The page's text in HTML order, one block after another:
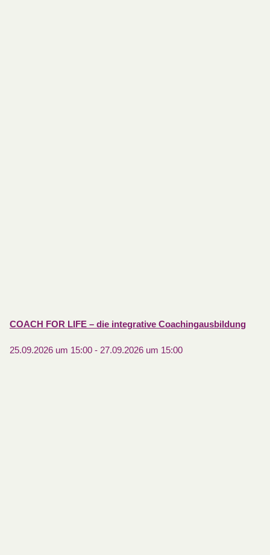
COACH FOR LIFE – die integrative Coachingausbildung
25.09.2026 um 15:00- 27.09.2026 um 15:00